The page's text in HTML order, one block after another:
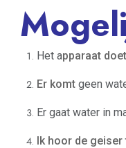
Het apparaat
Er komt geen
Er gaat water in
Ik hoor de geiser